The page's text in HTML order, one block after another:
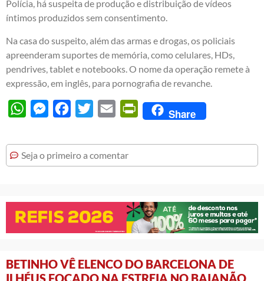
Polícia, há suspeita de produção e distribuição de vídeos
íntimos produzidos sem consentimento.
Na casa do suspeito, além das armas e drogas, os policiais
apreenderam suportes de memória, como celulares, HDs,
pendrives, tablet e notebooks. O nome da operação remete à
expressão, em inglês, para pornografia de revanche.
WhatsAppMessengerFacebook
Twitter Email PrintFriendly
Share
Seja o primeiro a comentar
BETINHO VÊ ELENCO DO BARCELONA DE
ILHÉUS FOCADO NA ESTREIA NO BAIANÃO